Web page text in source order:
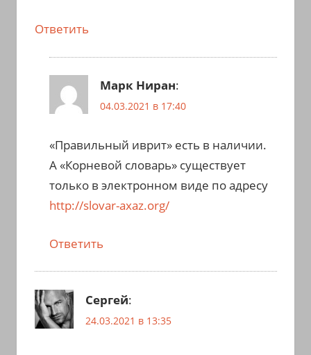
Ответить
Марк Ниран:
04.03.2021 в 17:40
«Правильный иврит» есть в наличии.
А «Корневой словарь» существует
только в электронном виде по адресу
http://slovar-axaz.org/
Ответить
Сергей:
24.03.2021 в 13:35